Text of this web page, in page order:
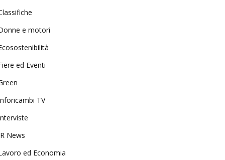
e motori
ed Eventi
TV
News
ed Economia